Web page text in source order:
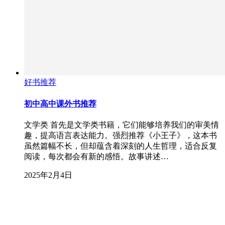
好书推荐
初中高中课外书推荐
文学类 首先是文学类书籍，它们能够培养我们的审美情
趣，提高语言表达能力。强烈推荐《小王子》，这本书
虽然篇幅不长，但却蕴含着深刻的人生哲理，适合反复
阅读，每次都会有新的感悟。故事讲述…
2025年2月4日